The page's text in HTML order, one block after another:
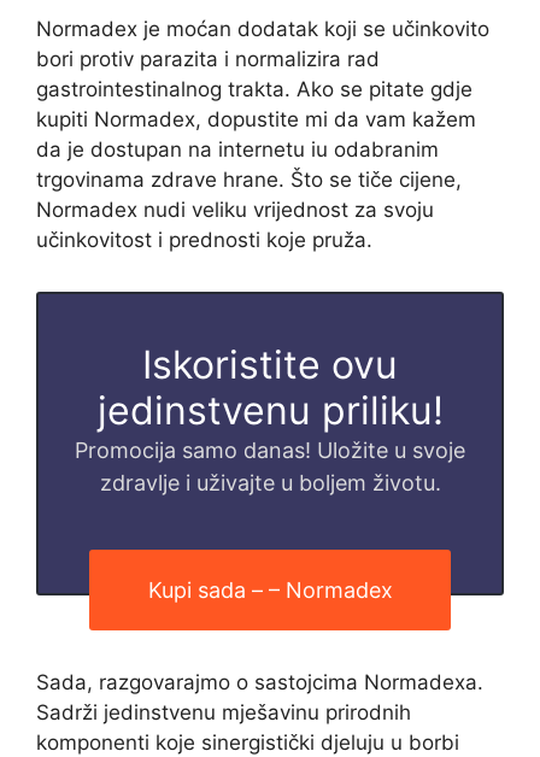
Normadex je moćan dodatak koji se učinkovito
bori protiv parazita i normalizira rad
gastrointestinalnog trakta. Ako se pitate gdje
kupiti Normadex, dopustite mi da vam kažem
da je dostupan na internetu iu odabranim
trgovinama zdrave hrane. Što se tiče cijene,
Normadex nudi veliku vrijednost za svoju
učinkovitost i prednosti koje pruža.
Iskoristite ovu
jedinstvenu priliku!
Promocija samo danas! Uložite u svoje
zdravlje i uživajte u boljem životu.
Kupi sada – – Normadex
Sada, razgovarajmo o sastojcima Normadexa.
Sadrži jedinstvenu mješavinu prirodnih
komponenti koje sinergistički djeluju u borbi